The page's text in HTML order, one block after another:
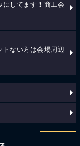
してます！商工会
ない方は会場周辺